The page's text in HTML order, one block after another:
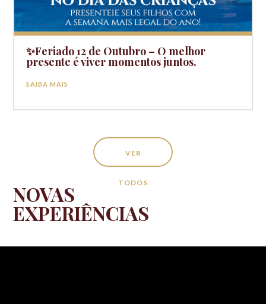
✨Feriado 12 de Outubro – O melhor
presente é viver momentos juntos.
SAIBA MAIS
VER
TODOS
NOVAS
EXPERIÊNCIAS